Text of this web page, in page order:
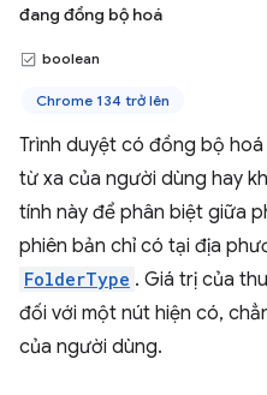
đang đồng bộ hoá
boolean
Chrome 134 trở lên
Trình duyệt có đồng bộ
từ xa của người dùng hay
tính này để phân biệt giữa
phiên bản chỉ có tại địa
FolderType . Giá trị của
đối với một nút hiện có,
của người dùng.